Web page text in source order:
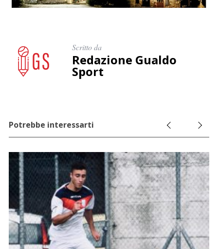
Scritto da
Redazione Gualdo
Sport
Potrebbe interessarti